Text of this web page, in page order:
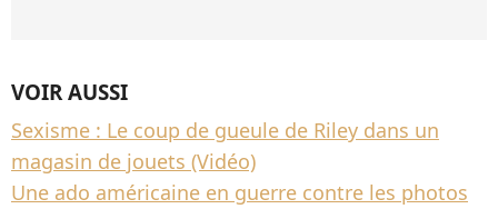
VOIR AUSSI
Sexisme : Le coup de gueule de Riley dans un
magasin de jouets (Vidéo)
Une ado américaine en guerre contre les photos